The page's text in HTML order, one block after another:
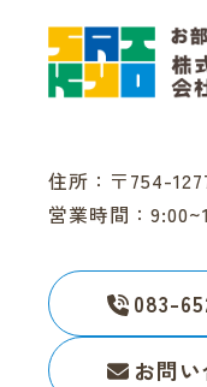
住所：〒754-
営業時間：
083-
お問